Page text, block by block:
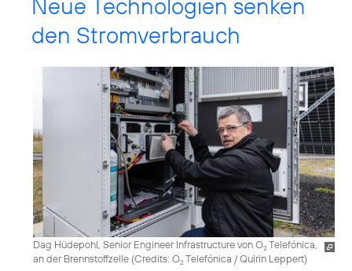
Neue Technologien senken
den Stromverbrauch
Dag Hüdepohl, Senior Engineer Infrastructure von O2Telefónica,
an der Brennstoffzelle (Credits: O2Telefónica / Quirin Leppert)